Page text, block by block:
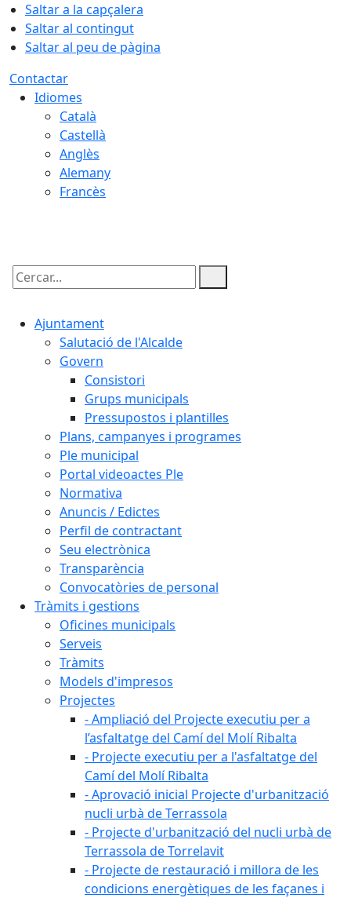
Saltar a la capçalera
Saltar al contingut
Saltar al peu de pàgina
Contactar
Idiomes
Català
Castellà
Anglès
Alemany
Francès
Cercar:
Ajuntament
Salutació de l'Alcalde
Govern
Consistori
Grups municipals
Pressupostos i plantilles
Plans, campanyes i programes
Ple municipal
Portal videoactes Ple
Normativa
Anuncis / Edictes
Perfil de contractant
Seu electrònica
Transparència
Convocatòries de personal
Tràmits i gestions
Oficines municipals
Serveis
Tràmits
Models d'impresos
Projectes
- Ampliació del Projecte executiu per a
l’asfaltatge del Camí del Molí Ribalta
- Projecte executiu per a l'asfaltatge del
Camí del Molí Ribalta
- Aprovació inicial Projecte d'urbanització
nucli urbà de Terrassola
- Projecte d'urbanització del nucli urbà de
Terrassola de Torrelavit
- Projecte de restauració i millora de les
condicions energètiques de les façanes i